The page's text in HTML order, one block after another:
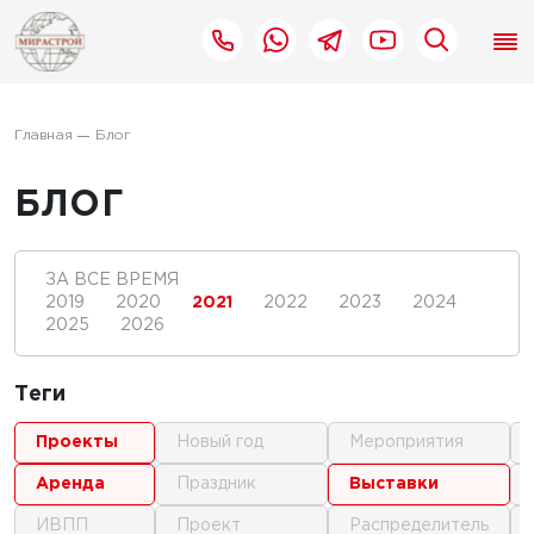
Главная Блог
БЛОГ
ЗА ВСЕ ВРЕМЯ
2019
2020 2021 2022 2023
2024
2025
2026
Теги
проекты
аренда
ИВПП
новый год
праздник
проект
мероприятия
выставки
распределитель